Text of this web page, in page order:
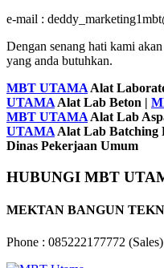
e-mail :
Dengan senang hati kami
yang anda butuhkan.
MBT UTAMA Alat
UTAMA Alat Lab Beton |
MBT UTAMA Alat Lab
UTAMA Alat Lab Batching
Dinas Pekerjaan Umum
HUBUNGI MBT
MEKTAN BANGUN
Phone : 085222177772 (Sales)